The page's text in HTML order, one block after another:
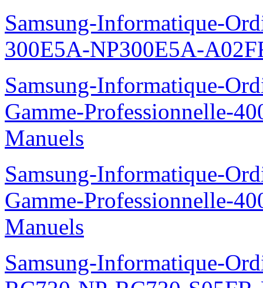
Samsung-Informatique-
300E5A-NP300E5A-
Samsung-Informatique-
Gamme-Professionnelle-
Manuels
Samsung-Informatique-
Gamme-Professionnelle-
Manuels
Samsung-Informatique-